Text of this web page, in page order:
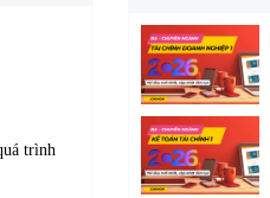
trình